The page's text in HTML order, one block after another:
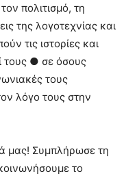
πολιτισμό, τη
της λογοτεχνίας και
τις ιστορίες και
τους ● σε όσους
τους
λόγο τους στην
μας! Συμπλήρωσε τη
το